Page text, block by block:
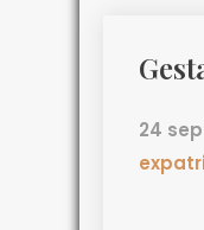
24